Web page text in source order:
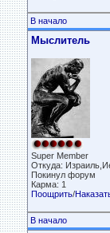
В начало
Мыслитель
Super Member
Откуда:
Покинул форум
Карма: 1
Поощрить/
В начало